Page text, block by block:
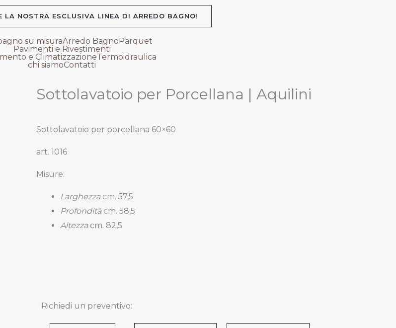
LA NOSTRA ESCLUSIVA LINEA DI ARREDO BAGNO!
su misuraArredo BagnoParquet
Pavimenti e Rivestimenti
e ClimatizzazioneTermoidraulica
chi siamoContatti
Sottolavatoio per Porcellana | Aquilini
Sottolavatoio per porcellana 60×60
art. 1016
Misure:
Larghezzacm. 57,5
Profonditàcm. 58,5
Altezzacm. 82,5
Richiedi un preventivo: